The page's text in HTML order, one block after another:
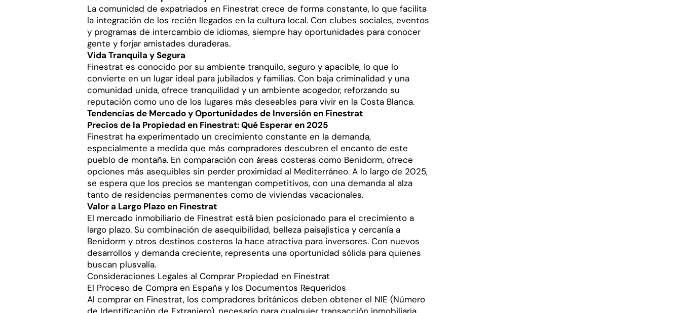
La comunidad de expatriados en Finestrat crece de forma constante, lo que facilita
la integración de los recién llegados en la cultura local. Con clubes sociales, eventos
y programas de intercambio de idiomas, siempre hay oportunidades para conocer
gente y forjar amistades duraderas.
Vida Tranquila y Segura
Finestrat es conocido por su ambiente tranquilo, seguro y apacible, lo que lo
convierte en un lugar ideal para jubilados y familias. Con baja criminalidad y una
comunidad unida, ofrece tranquilidad y un ambiente acogedor, reforzando su
reputación como uno de los lugares más deseables para vivir en la Costa Blanca.
Tendencias de Mercado y Oportunidades de Inversión en Finestrat
Precios de la Propiedad en Finestrat: Qué Esperar en 2025
Finestrat ha experimentado un crecimiento constante en la demanda,
especialmente a medida que más compradores descubren el encanto de este
pueblo de montaña. En comparación con áreas costeras como Benidorm, ofrece
opciones más asequibles sin perder proximidad al Mediterráneo. A lo largo de 2025,
se espera que los precios se mantengan competitivos, con una demanda al alza
tanto de residencias permanentes como de viviendas vacacionales.
Valor a Largo Plazo en Finestrat
El mercado inmobiliario de Finestrat está bien posicionado para el crecimiento a
largo plazo. Su combinación de asequibilidad, belleza paisajística y cercanía a
Benidorm y otros destinos costeros la hace atractiva para inversores. Con nuevos
desarrollos y demanda creciente, representa una oportunidad sólida para quienes
buscan plusvalía.
Consideraciones Legales al Comprar Propiedad en Finestrat
El Proceso de Compra en España y los Documentos Requeridos
Al comprar en Finestrat, los compradores británicos deben obtener el NIE (Número